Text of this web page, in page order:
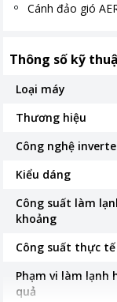
Cánh đảo gió
Thông số kỹ
Loại máy
Thương hiệu
Công nghệ
Kiểu dáng
Công suất làm
khoảng
Công suất thực tế
Phạm vi làm lạnh
quả